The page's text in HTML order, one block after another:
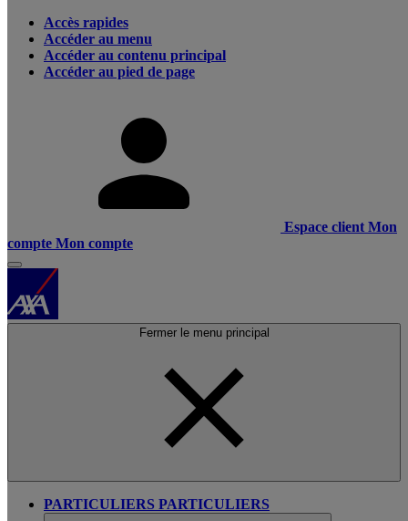
Accès rapides
Accéder au menu
Accéder au contenu principal
Accéder au pied de page
Espace client Mon
compte Mon compte
Fermer le menu principal
PARTICULIERS PARTICULIERS